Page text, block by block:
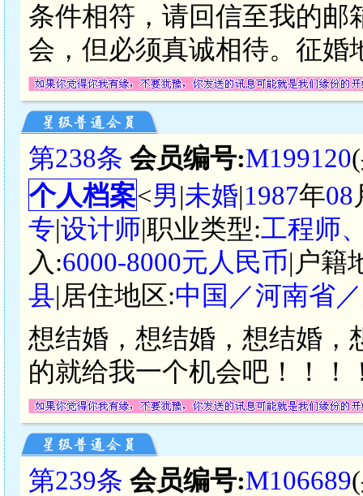
条件相符，请回信至我的邮
会，但必须真诚相待。征婚
第238条 会员编号:M199120
个人档案<男|未婚|1987年08
专|设计师|职业类型:工程师
入:6000-8000元人民币|户籍
县|居住地区:中国／河南省
想结婚，想结婚，想结婚，
的就给我一个机会吧！！！
第239条 会员编号:M106689